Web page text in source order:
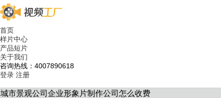
首页
样片中心
产品短片
关于我们
咨询热线：4007890618
登录 注册
城市景观公司企业形象片制作公司怎么收费